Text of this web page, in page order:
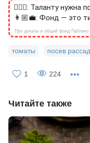
🙎🏻‍♂️: Таланту нужна
👩🏼‍💼: Фонд — это
Про донаты в общий фонд Паблико
томаты посев
1 224
Читайте также